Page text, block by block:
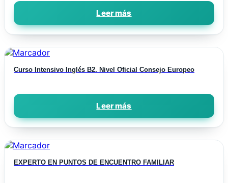
Leer más
Curso Intensivo Inglés B2. Nivel Oficial Consejo Europeo
Leer más
EXPERTO EN PUNTOS DE ENCUENTRO FAMILIAR